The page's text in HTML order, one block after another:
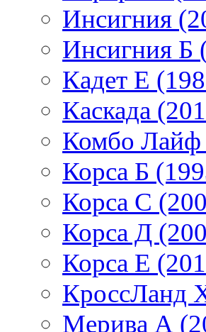
Инсигния
Инсигния Б
Кадет Е
Каскада
Комбо Лайф
Корса Б
Корса С
Корса Д
Корса E
КроссЛанд
Мерива А